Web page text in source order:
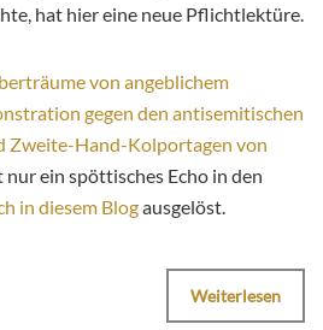
hat hier eine neue Pflichtlektüre.
von angeblichem
gegen den antisemitischen
Zweite-Hand-Kolportagen von
nur ein spöttisches Echo in den
in diesem Blogausgelöst.
Weiterlesen